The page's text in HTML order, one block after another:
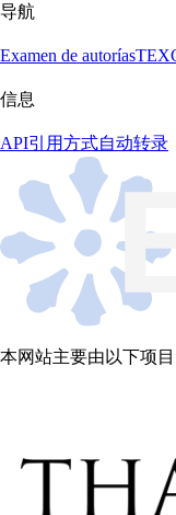
导航
Examen de autorías
信息
API引用方式自动转录
本网站主要由以下项目